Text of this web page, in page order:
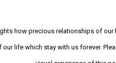
how precious relationships of
life which stay with us forever.